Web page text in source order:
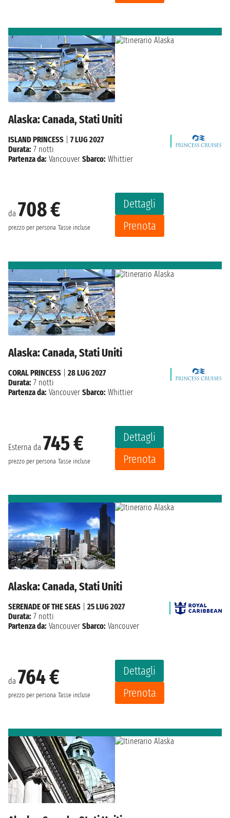
Alaska: Canada, Stati Uniti
da 708 €
prezzo per persona Tasse incluse
Dettagli
Prenota
ISLAND PRINCESS
7 LUG 2027
Durata: 7 notti
Partenza da: Vancouver Sbarco: Whittier
Alaska: Canada, Stati Uniti
Esterna da 745 €
prezzo per persona Tasse incluse
Dettagli
Prenota
CORAL PRINCESS
28 LUG 2027
Durata: 7 notti
Partenza da: Vancouver Sbarco: Whittier
Alaska: Canada, Stati Uniti
da 764 €
prezzo per persona Tasse incluse
Dettagli
Prenota
SERENADE OF THE SEAS
25 LUG 2027
Durata: 7 notti
Partenza da: Vancouver Sbarco: Vancouver